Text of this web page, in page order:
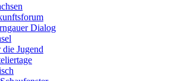
Dialog
Jugend